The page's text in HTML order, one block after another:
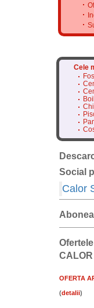
Cele
Social
Calor
CALOR
OFERTA
( )